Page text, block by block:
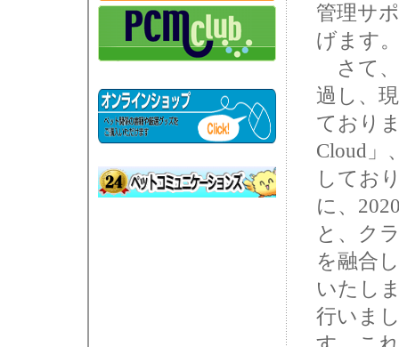
管理サ
げます
さて、
過し、
ており
Cloud」
してお
に、
と、ク
を融合
いたし
行いま